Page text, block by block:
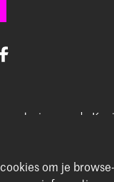
Facebook
en de
Kunsten
Den Haag.
om je